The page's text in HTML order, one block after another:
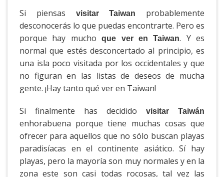
Si piensas visitar Taiwan
probablemente
desconocerás lo que puedas encontrarte. Pero es
porque hay muchoque ver en Taiwan. Y es
normal que estés desconcertado al principio, es
una isla poco visitada por los occidentales y que
no figuran en las listas de deseos de mucha
gente. ¡Hay tanto qué ver en Taiwan!
Si finalmente has decidido visitar Taiwán
enhorabuena porque tiene muchas cosas que
ofrecer para aquellos que no sólo buscan playas
paradisíacas en el continente asiático. Sí hay
playas, pero la mayoría son muy normales y en la
zona este son casi todas rocosas, tal vez las